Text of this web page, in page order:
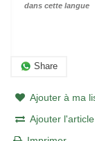
dans cette langue
Share
Ajouter à ma
Ajouter